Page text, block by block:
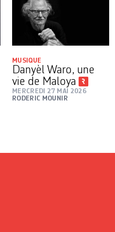
MUSIQUE
Danyèl Waro, une
vie de Maloya
MERCREDI 27 MAI 2026
RODERIC MOUNIR